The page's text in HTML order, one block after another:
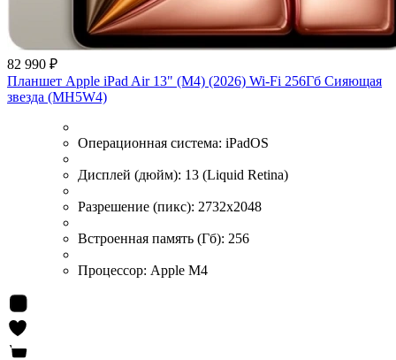
82 990 ₽
Планшет Apple iPad Air 13" (M4) (2026) Wi-Fi 256Гб Сияющая
звезда (MH5W4)
Операционная система: iPadOS
Дисплей (дюйм): 13 (Liquid Retina)
Разрешение (пикс): 2732x2048
Встроенная память (Гб): 256
Процессор: Apple M4